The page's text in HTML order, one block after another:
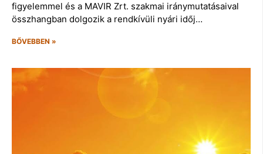
figyelemmel és a MAVIR Zrt. szakmai iránymutatásaival
összhangban dolgozik a rendkívüli nyári időj…
BŐVEBBEN »